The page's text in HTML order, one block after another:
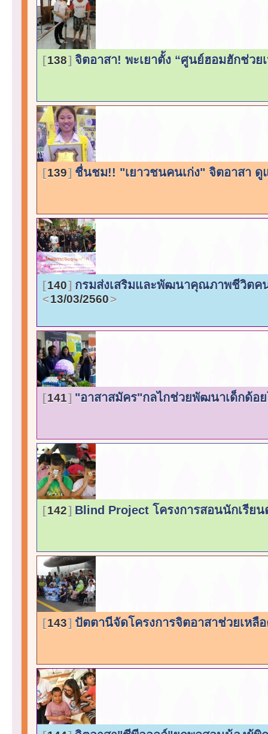
138 จิตอาสา! พะเยาตั้ง “ศูนย์ฮอมฮักช่ว
139 ชื่นชม!! "เยาวชนคนเก่ง" จิตอาสา
140 กรมส่งเสริมและพัฒนาคุณภาพชีวิตค
13/03/2560
141 "อาสาสมัคร"กลไกช่วยพัฒนาเด็กด้อ
142 Blind Project โครงการสอนนักเรีย
143 ปัตตานีจัดโครงการจิตอาสาช่วยเหลื